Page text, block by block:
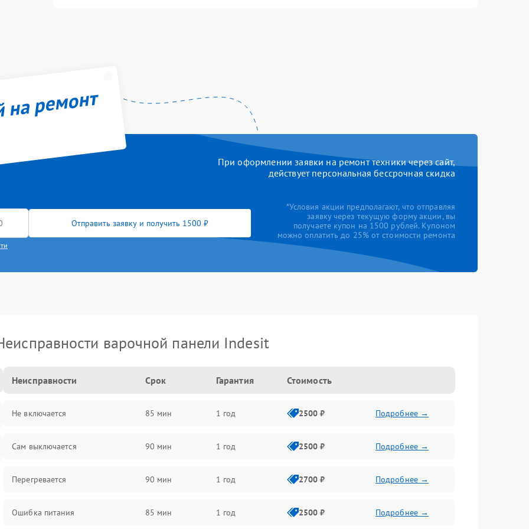
ремонт
При оформлении заявки на ремонт техники через сайт,
действует персональная бессрочная скидка
Отправить заявку и получить 1500 ₽
*Условия акции предполагают, что отправляя
заявку через текущую форму акции, вы
получаете купон на 1500 рублей. Купоном
можно оплатить до 25% от стоимости ремонта
варочной панели Indesit
Неисправности Срок Гарантия Стоимость
Не включается 85 мин 1 год 2500 ₽ Подробнее →
Сам выключается 90 мин 1 год 2500 ₽ Подробнее →
Перегревается 90 мин 1 год 2700 ₽ Подробнее →
Ошибка питания 85 мин 1 год 2500 ₽ Подробнее →